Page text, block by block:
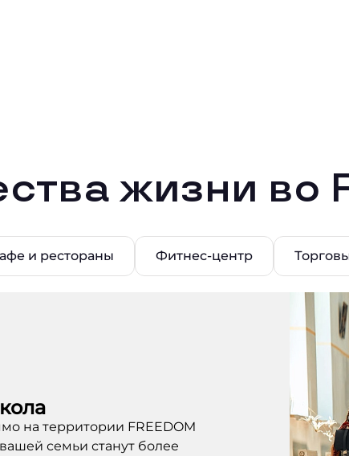
жизни во
и рестораны Фитнес-центр
на территории FREEDOM
семьи станут более